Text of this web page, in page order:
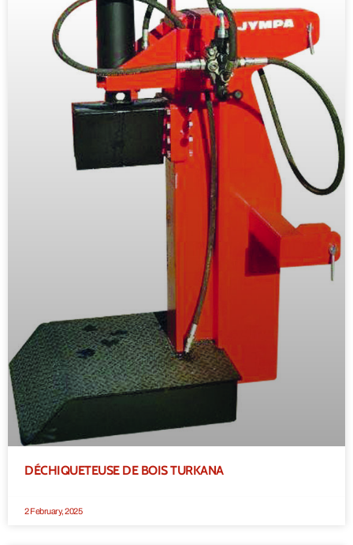
DÉCHIQUETEUSE DE BOIS TURKANA
2 February, 2025